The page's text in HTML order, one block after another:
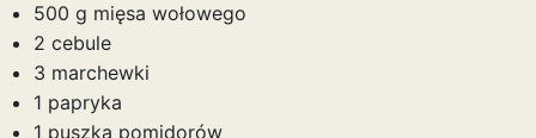
500 g mięsa wołowego
2 cebule
3 marchewki
1 papryka
1 puszka pomidorów